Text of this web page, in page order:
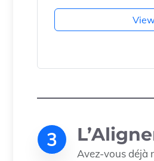
3
Avez-vous déjà